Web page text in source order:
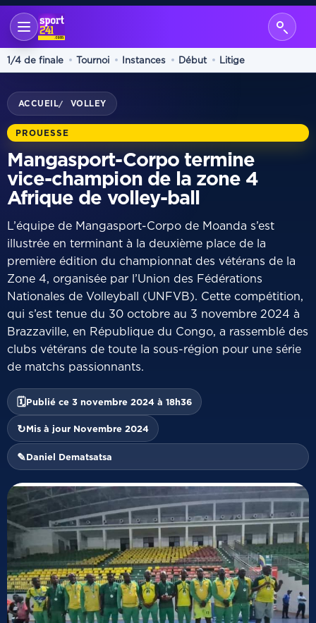
1/4 de finale Tournoi Instances Début Litige
ACCUEIL/ VOLLEY
PROUESSE
Mangasport-Corpo termine
vice-champion de la zone 4
Afrique de volley-ball
L’équipe de Mangasport-Corpo de Moanda s’est
illustrée en terminant à la deuxième place de la
première édition du championnat des vétérans de la
Zone 4, organisée par l’Union des Fédérations
Nationales de Volleyball (UNFVB). Cette compétition,
qui s’est tenue du 30 octobre au 3 novembre 2024 à
Brazzaville, en République du Congo, a rassemblé des
clubs vétérans de toute la sous-région pour une série
de matchs passionnants.
🗓Publié ce 3 novembre 2024 à 18h36
↻Mis à jour Novembre 2024
✎Daniel Dematsatsa